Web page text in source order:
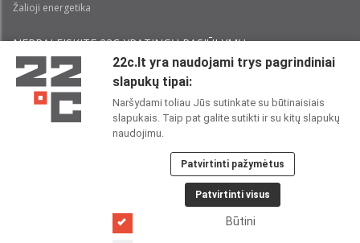
Žalioji energetika
NEPRALEISKITE 22С YPATINGŲ PASIŪLYMŲ:
Perskaičiau ir sutinku su 22CPrivatumo politika
22C SOCIALINIUOSE TINKLUOSE:
22c.lt yra naudojami trys pagrindiniai
slapukų tipai:
Naršydami toliau Jūs sutinkate su būtinaisiais
slapukais. Taip pat galite sutikti ir su kitų slapukų
naudojimu.
Patvirtinti pažymėtus
Patvirtinti visus
Būtini